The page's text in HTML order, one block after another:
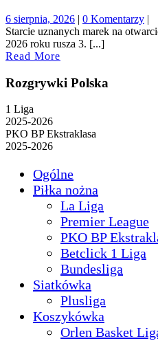
6 sierpnia, 20266
sierpnia,
2026
| 0 Komentarzy |
Starcie uznanych marek na
2026 roku rusza 3. [...]
Read More
Rozgrywki Polska
1 Liga
2025-2026
PKO BP Ekstraklasa
2025-2026
Ogólne
Piłka nożna
La Liga
Premier League
PKO BP
Betclick 1 Liga
Bundesliga
Siatkówka
Plusliga
Koszykówka
Orlen Basket